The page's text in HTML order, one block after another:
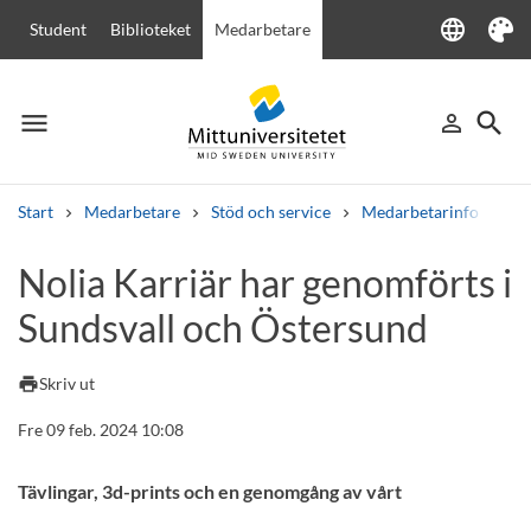
Student Biblioteket Medarbetare language
Language
Tema
menu
Meny person_outline
Logga in
search
Sök
Start Medarbetare Stöd och service Medarbetarinfo
Andra söktjänster
Kurser och programKursplaner VälkomstbrevPersonal
Nolia Karriär har genomförts i
Sundsvall och Östersund
printSkriv ut
Fre 09 feb. 2024 10:08
Tävlingar, 3d-prints och en genomgång av vårt